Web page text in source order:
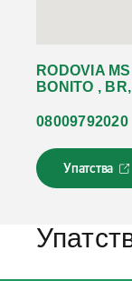
RODOVIA
BONITO ,
08009792020
Упатства
Л
и
о